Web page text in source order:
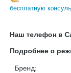
бесплатную
Наш телефон в
Подробнее о
Бренд: